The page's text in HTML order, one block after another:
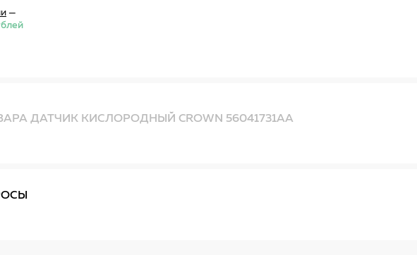
—
ДАТЧИК КИСЛОРОДНЫЙ CROWN 56041731AA